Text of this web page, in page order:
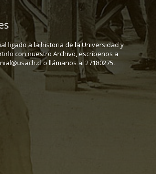
ligado a la historia de la Universidad y
con nuestro Archivo, escríbenos a
o llámanos al 27180275.